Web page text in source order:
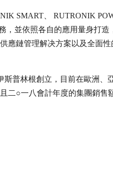
SMART、 RUTRONIK
，並依照各自的應用量身打造
應鏈管理解决方案以及全面
斯普林根創立，目前在歐洲、
二○一八會計年度的集團銷售